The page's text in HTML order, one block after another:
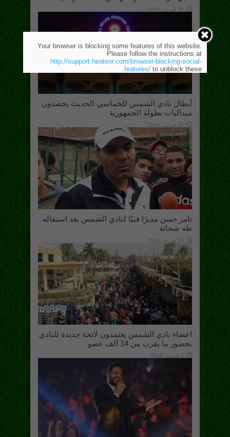
25 فبراير، 2019
أبطال نادي الشمس للخماسي الحديث يحصدون
ميداليات بطولة الجمهورية
10 فبراير، 2019
تامر حسن مديرًا فنيًا لنادي الشمس بعد استقاله
طه شحاتة
10 فبراير، 2019
اعضاء نادي الشمس يعتمدون لائحة جديدة للنادي
بحضور ما يقرب من 14 ألف عضو
1 فبراير، 2019
Your browser is blocking some features of this website.
Please follow the instructions at
http://support.heateor.com/browser-blocking-social-
features/ to unblock these.